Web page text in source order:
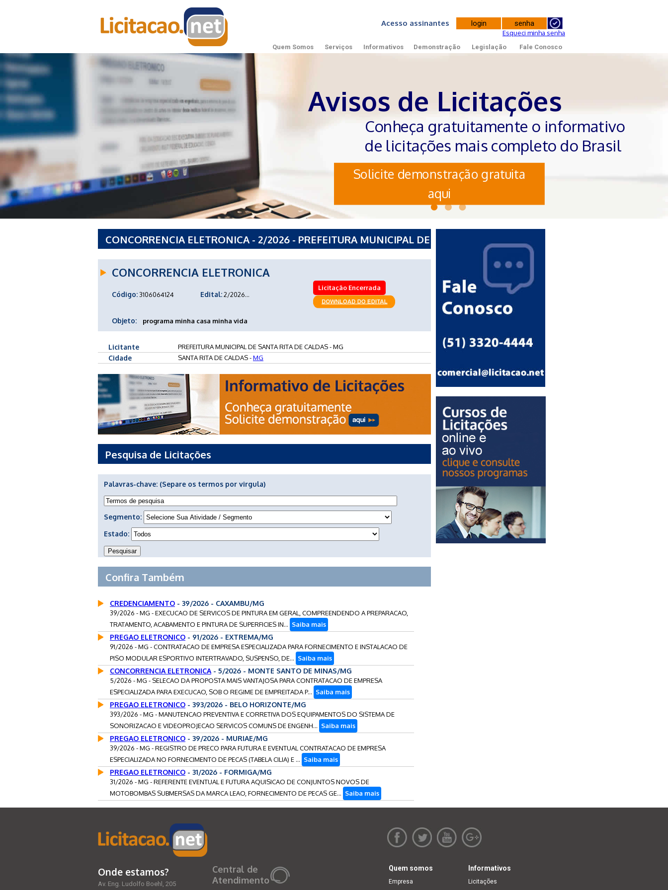
Acesso assinantes
Esqueci minha senha
Quem Somos Serviços Informativos Demonstração Legislação Fale Conosco
Avisos de Licitações
Conheça gratuitamente o informativo
de licitações mais completo do Brasil
Solicite demonstração gratuita
aqui
CONCORRENCIA ELETRONICA - 2/2026 - PREFEITURA MUNICIPAL DE
CONCORRENCIA ELETRONICA
Código:3106064124 Edital:2/2026...
Licitação Encerrada
Objeto: programa minha casa minha vida
Licitante PREFEITURA MUNICIPAL DE SANTA RITA DE CALDAS - MG
Cidade SANTA RITA DE CALDAS -MG
Pesquisa de Licitações
Palavras-chave: (Separe os termos por virgula)
Segmento:
Estado:
Confira Também
CREDENCIAMENTO - 39/2026 - CAXAMBU/MG
39/2026 - MG - EXECUCAO DE SERVICOS DE PINTURA EM GERAL, COMPREENDENDO A PREPARACAO,
TRATAMENTO, ACABAMENTO E PINTURA DE SUPERFICIES IN... Saiba mais
PREGAO ELETRONICO - 91/2026 - EXTREMA/MG
91/2026 - MG - CONTRATACAO DE EMPRESA ESPECIALIZADA PARA FORNECIMENTO E INSTALACAO DE
PISO MODULAR ESPORTIVO INTERTRAVADO, SUSPENSO, DE... Saiba mais
CONCORRENCIA ELETRONICA - 5/2026 - MONTE SANTO DE MINAS/MG
5/2026 - MG - SELECAO DA PROPOSTA MAIS VANTAJOSA PARA CONTRATACAO DE EMPRESA
ESPECIALIZADA PARA EXECUCAO, SOB O REGIME DE EMPREITADA P... Saiba mais
PREGAO ELETRONICO - 393/2026 - BELO HORIZONTE/MG
393/2026 - MG - MANUTENCAO PREVENTIVA E CORRETIVA DOS EQUIPAMENTOS DO SISTEMA DE
SONORIZACAO E VIDEOPROJECAO SERVICOS COMUNS DE ENGENH... Saiba mais
PREGAO ELETRONICO - 39/2026 - MURIAE/MG
39/2026 - MG - REGISTRO DE PRECO PARA FUTURA E EVENTUAL CONTRATACAO DE EMPRESA
ESPECIALIZADA NO FORNECIMENTO DE PECAS (TABELA CILIA) E ... Saiba mais
PREGAO ELETRONICO - 31/2026 - FORMIGA/MG
31/2026 - MG - REFERENTE EVENTUAL E FUTURA AQUISICAO DE CONJUNTOS NOVOS DE
MOTOBOMBAS SUBMERSAS DA MARCA LEAO, FORNECIMENTO DE PECAS GE... Saiba mais
Onde estamos?
Av. Eng. Ludolfo Boehl, 205
Central de
Atendimento
Quem somos
Empresa
Informativos
Licitações